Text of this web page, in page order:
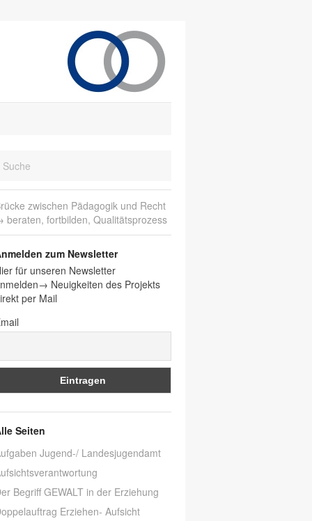
zwischen Pädagogik und Recht
beraten, fortbilden, Qualitätsprozess
zum Newsletter
für unseren Newsletter
Neuigkeiten des Projekts
per Mail
Seiten
Jugend-/ Landesjugendamt
Begriff GEWALT in der Erziehung
Erziehen- Aufsicht